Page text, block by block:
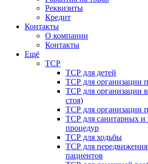
Реквизиты
Кредит
Контакты
О компании
Контакты
Ещё
ТСР
ТСР для детей
ТСР для организации
ТСР для организации
стоя)
ТСР для организации
ТСР для санитарных и
процедур
ТСР для ходьбы
ТСР для
пациентов